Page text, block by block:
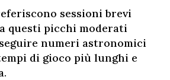
sessioni brevi
questi picchi moderati
numeri astronomici
di gioco più lunghi e